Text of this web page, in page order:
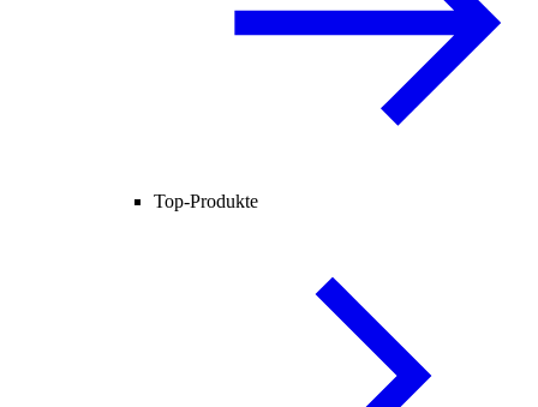
Top-Produkte